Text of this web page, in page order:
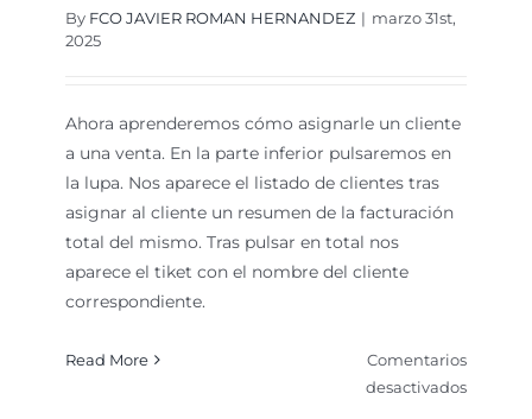
By FCO JAVIER ROMAN HERNANDEZ | marzo 31st,
2025
Ahora aprenderemos cómo asignarle un cliente
a una venta. En la parte inferior pulsaremos en
la lupa. Nos aparece el listado de clientes tras
asignar al cliente un resumen de la facturación
total del mismo. Tras pulsar en total nos
aparece el tiket con el nombre del cliente
correspondiente.
Read More
Comentarios
desactivadosen